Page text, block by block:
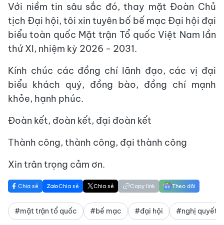
Với niềm tin sâu sắc đó, thay mặt Đoàn Chủ
tịch Đại hội, tôi xin tuyên bố bế mạc Đại hội đại
biểu toàn quốc Mặt trận Tổ quốc Việt Nam lần
thứ XI, nhiệm kỳ 2026 - 2031.
Kính chúc các đồng chí lãnh đạo, các vị đại
biểu khách quý, đồng bào, đồng chí mạnh
khỏe, hạnh phúc.
Đoàn kết, đoàn kết, đại đoàn kết
Thành công, thành công, đại thành công
Xin trân trọng cảm ơn.
Chia sẻ Chia sẻ Chia sẻ Copy link Theo dõi
#mặt trận tổ quốc #bế mạc #đại hội #nghị quyết